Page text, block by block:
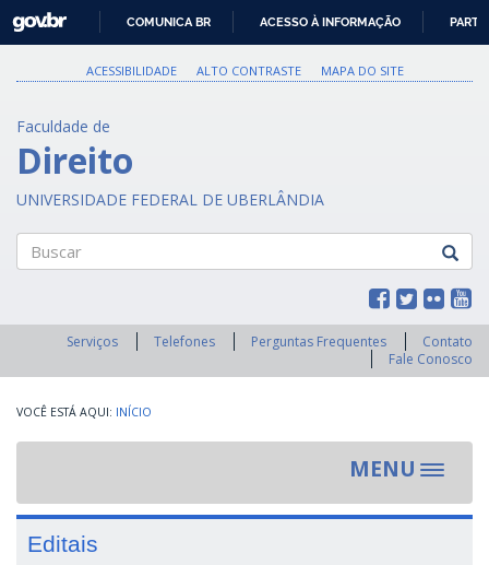
PARA
O
GOVBR
COMUNICA BR ACESSO À INFORMAÇÃO
ACESSIBILIDADE ALTO CONTRASTE MAPA DO SITE
Faculdade de
Direito
UNIVERSIDADE FEDERAL DE UBERLÂNDIA
Serviços Telefones Perguntas Frequentes
Contato
Fale Conosco
INÍCIO
MENU
Toggle
Editais